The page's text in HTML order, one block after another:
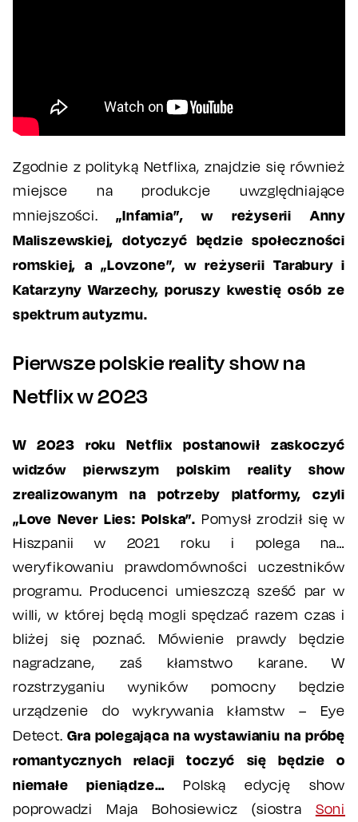
Zgodnie z polityką Netflixa, znajdzie się również
miejsce na produkcje uwzględniające
mniejszości.„Infamia”, w reżyserii Anny
Maliszewskiej, dotyczyć będzie społeczności
romskiej, a „Lovzone”, w reżyserii Tarabury i
Katarzyny Warzechy, poruszy kwestię osób ze
spektrum autyzmu.
Pierwsze polskie reality show na
Netflix w 2023
W 2023 roku Netflix postanowił zaskoczyć
widzów pierwszym polskim reality show
zrealizowanym na potrzeby platformy, czyli
„Love Never Lies: Polska”. Pomysł zrodził się w
Hiszpanii w 2021 roku i polega na…
weryfikowaniu prawdomówności uczestników
programu. Producenci umieszczą sześć par w
willi, w której będą mogli spędzać razem czas i
bliżej się poznać. Mówienie prawdy będzie
nagradzane, zaś kłamstwo karane. W
rozstrzyganiu wyników pomocny będzie
urządzenie do wykrywania kłamstw – Eye
Detect. Gra polegająca na wystawianiu na próbę
romantycznych relacji toczyć się będzie o
niemałe pieniądze… Polską edycję show
poprowadzi Maja Bohosiewicz (siostra Soni